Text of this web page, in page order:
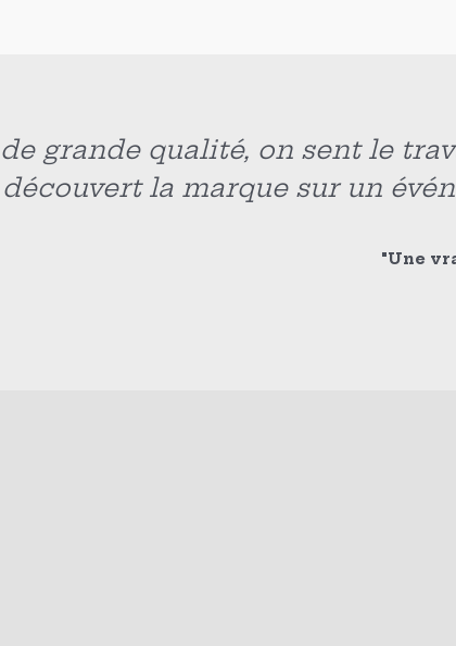
bien pensé et bien réalisé.
“Une